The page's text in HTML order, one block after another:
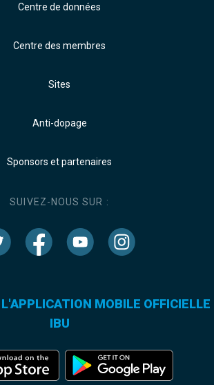
Centre de données
Centre des membres
Sites
Anti-dopage
Sponsors et partenaires
SUIVEZ-NOUS SUR :
MOBILE OFFICIELLE
IBU